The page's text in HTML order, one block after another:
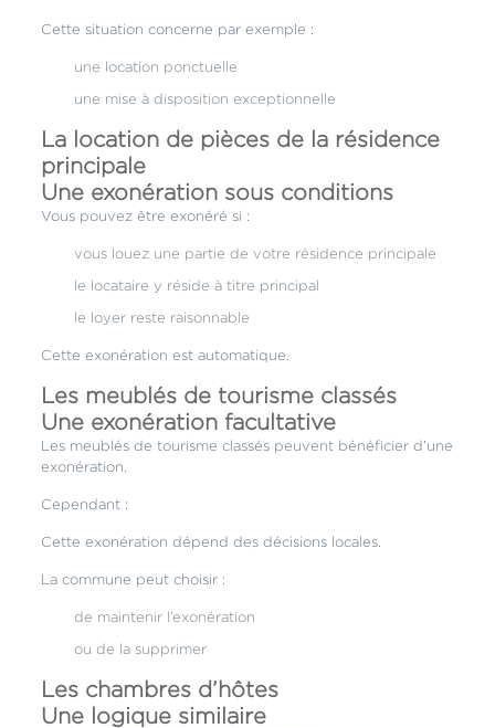
Cette situation concerne par exemple :
une location ponctuelle
une mise à disposition exceptionnelle
La location de pièces de la résidence
principale
Une exonération sous conditions
Vous pouvez être exonéré si :
vous louez une partie de votre résidence principale
le locataire y réside à titre principal
le loyer reste raisonnable
Cette exonération est automatique.
Les meublés de tourisme classés
Une exonération facultative
Les meublés de tourisme classés peuvent bénéficier d’une
exonération.
Cependant :
Cette exonération dépend des décisions locales.
La commune peut choisir :
de maintenir l’exonération
ou de la supprimer
Les chambres d’hôtes
Une logique similaire